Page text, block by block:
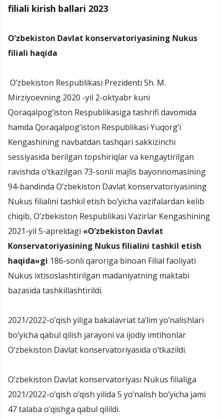
filiali kirish ballari 2023
O’zbekiston Davlat konservatoriyasining Nukus
filiali haqida
O’zbekiston Respublikasi Prezidenti Sh. M.
Mirziyoevning 2020 -yil 2-oktyabr kuni
Qoraqalpog’iston Respublikasiga tashrifi davomida
hamda Qoraqalpog’iston Respublikasi Yuqorg’i
Kengashining navbatdan tashqari sakkizinchi
sessiyasida berilgan topshiriqlar va kengaytirilgan
ravishda o’tkazilgan 73-sonli majlis bayonnomasining
94-bandinda O’zbekiston Davlat konservatoriyasining
Nukus filialini tashkil etish bo’yicha vazifalardan kelib
chiqib, O’zbekiston Respublikasi Vazirlar Kengashining
2021-yil 5-apreldagi «O’zbekiston Davlat
Konservatoriyasining Nukus filialini tashkil etish
haqida»gi 186-sonli qaroriga binoan Filial faoliyati
Nukus ixtisoslashtirilgan madaniyatning maktabi
bazasida tashkillashtirildi.
2021/2022-o’qish yiliga bakalavriat ta’lim yo’nalishlari
bo’yicha qabul qilish jarayoni va ijodiy imtihonlar
O’zbekiston Davlat konservatoriyasida o’tkazildi.
O’zbekiston Davlat konservatoriyası Nukus filialiga
2021/2022-o’qish o’qish yilida 5 yo’nalish bo’yicha jami
47 talaba o’qishga qabul qilildi.